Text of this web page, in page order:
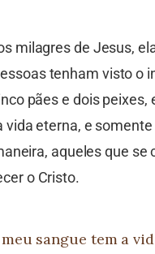
milagres de Jesus,
tenham visto o
pães e dois peixes,
eterna, e
aqueles que se
o Cristo.
sangue tem a